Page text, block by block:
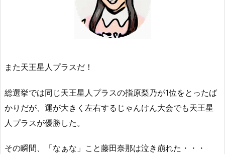
また天王星人プラスだ！
総選挙では同じ天王星人プラスの指原梨乃が1位をとったば
かりだが、運が大きく左右するじゃんけん大会でも天王星
人プラスが優勝した。
その瞬間、「なぁな」こと藤田奈那は泣き崩れた・・・